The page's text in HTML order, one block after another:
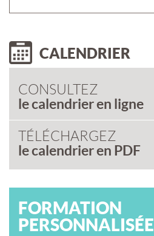
CALENDRIER
CONSULTEZ
le calendrier en ligne
TÉLÉCHARGEZ
le calendrier en PDF
FORMATION
PERSONNALISÉE